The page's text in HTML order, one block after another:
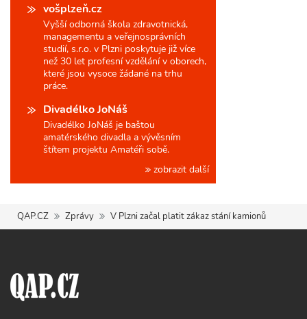
vošplzeň.cz
Vyšší odborná škola zdravotnická,
managementu a veřejnosprávních
studií, s.r.o. v Plzni poskytuje již více
než 30 let profesní vzdělání v oborech,
které jsou vysoce žádané na trhu
práce.
Divadélko JoNáš
Divadélko JoNáš je baštou
amatérského divadla a vývěsním
štítem projektu Amatéři sobě.
zobrazit další
QAP.CZ Zprávy V Plzni začal platit zákaz stání kamionů